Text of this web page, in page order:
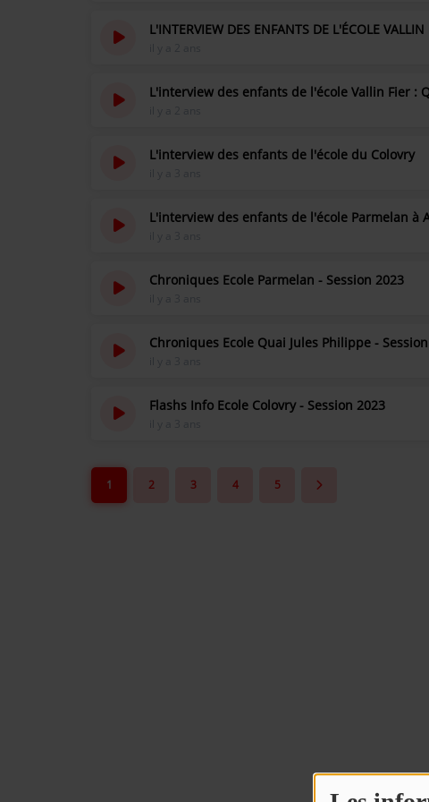
UNE WEBRADIO DANS VOTRE ÉCOLE
ANIMATION RADIO
FÊTEZ VOTRE ANNIVERSAIRE À
TEAM BUILDING RADIO
L'INTERVIEW DES ENFANTS DE L'ÉCOLE
L'interview des enfants de l'école Vallin Fier :
L'interview des enfants de l'école du Colovry
L'interview des enfants de l'école Parmelan à
Chroniques Ecole Parmelan - Session 2023
Chroniques Ecole Quai Jules Philippe -
Flashs Info Ecole Colovry - Session 2023
1 2 3 4 5